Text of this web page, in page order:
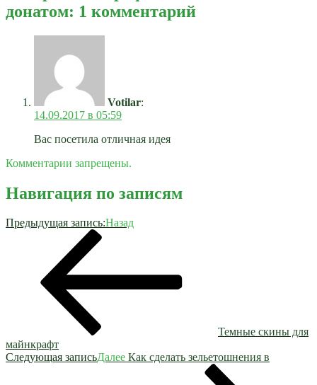
донатом: 1 комментарий
Votilar:
14.09.2017 в 05:59
Вас посетила отличная идея
Комментарии запрещены.
Навигация по записям
Предыдущая запись:Назад
Темные скины для
майнкрафт
Следующая записьДалее Как сделать зельетошнения в